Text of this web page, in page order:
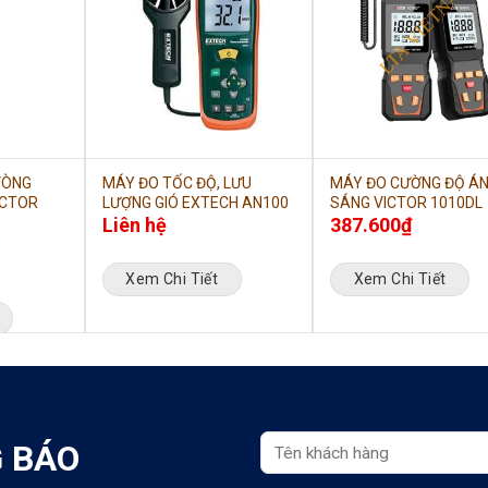
MÁY ĐO TỐC ĐỘ, LƯU
LƯỢNG GIÓ EXTECH AN100
Liên hệ
Xem Chi Tiết
MÁY ĐO CƯỜNG ĐỘ
SÁNG VICTOR 1010DL
387.600₫
Xem Chi Tiết